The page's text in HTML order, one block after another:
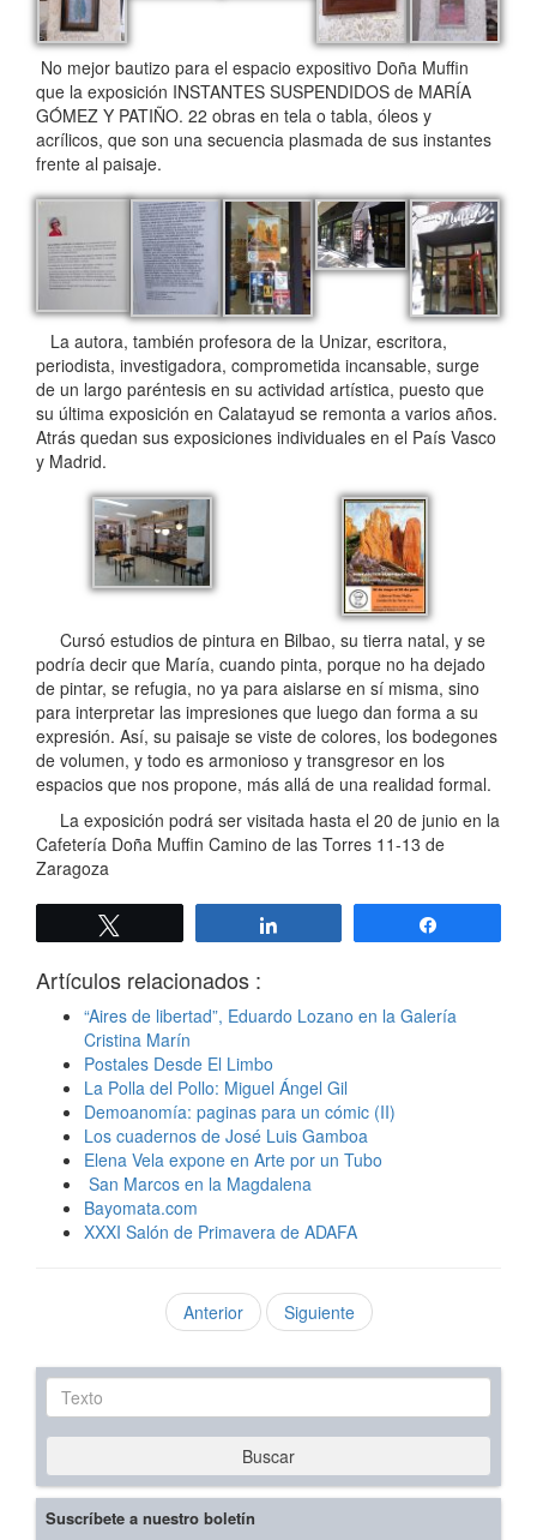
No mejor bautizo para el espacio expositivo Doña Muffin
que la exposición INSTANTES SUSPENDIDOS de MARÍA
GÓMEZ Y PATIÑO. 22 obras en tela o tabla, óleos y
acrílicos, que son una secuencia plasmada de sus instantes
frente al paisaje.
La autora, también profesora de la Unizar, escritora,
periodista, investigadora, comprometida incansable, surge
de un largo paréntesis en su actividad artística, puesto que
su última exposición en Calatayud se remonta a varios años.
Atrás quedan sus exposiciones individuales en el País Vasco
y Madrid.
Cursó estudios de pintura en Bilbao, su tierra natal, y se
podría decir que María, cuando pinta, porque no ha dejado
de pintar, se refugia, no ya para aislarse en sí misma, sino
para interpretar las impresiones que luego dan forma a su
expresión. Así, su paisaje se viste de colores, los bodegones
de volumen, y todo es armonioso y transgresor en los
espacios que nos propone, más allá de una realidad formal.
La exposición podrá ser visitada hasta el 20 de junio en la
Cafetería Doña Muffin Camino de las Torres 11-13 de
Zaragoza
Artículos relacionados :
“Aires de libertad”, Eduardo Lozano en la Galería
Cristina Marín
Postales Desde El Limbo
La Polla del Pollo: Miguel Ángel Gil
Demoanomía: paginas para un cómic (II)
Los cuadernos de José Luis Gamboa
Elena Vela expone en Arte por un Tubo
San Marcos en la Magdalena
Bayomata.com
XXXI Salón de Primavera de ADAFA
Anterior Siguiente
Texto
Buscar
Suscríbete a nuestro boletín